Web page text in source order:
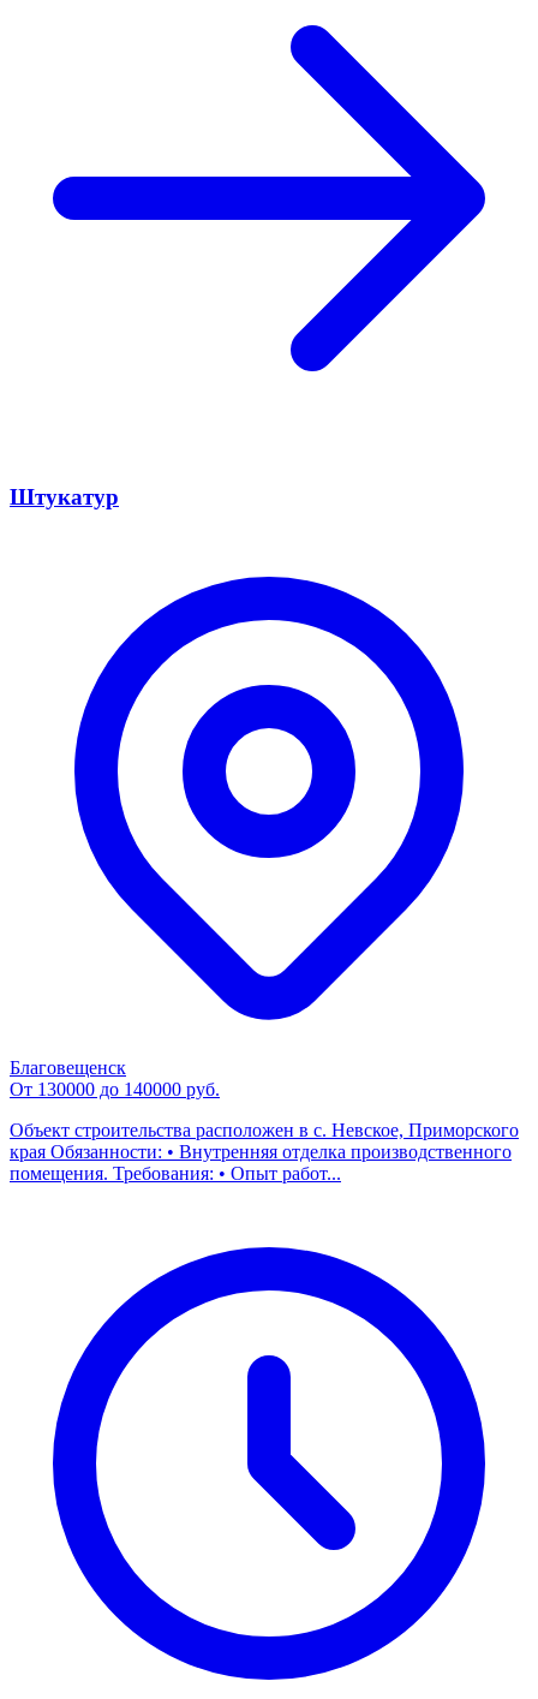
Штукатур
Благовещенск
От 130000 до 140000 руб.
Объект строительства расположен в с. Невское, Приморского
края Обязанности: • Внутренняя отделка производственного
помещения. Требования: • Опыт работ...